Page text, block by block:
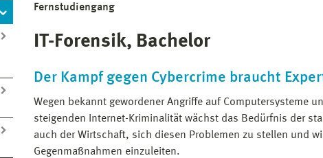
Fernstudiengang
IT-Forensik, Bachelor
Der Kampf gegen Cybercrime braucht
Wegen bekannt gewordener Angriffe auf Computersysteme
steigenden Internet-Kriminalität wächst das Bedürfnis der
auch der Wirtschaft, sich diesen Problemen zu stellen und
Gegenmaßnahmen einzuleiten.